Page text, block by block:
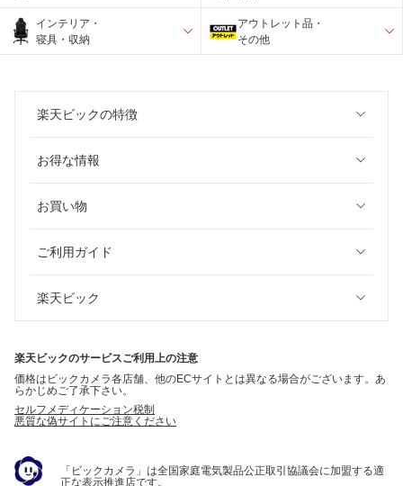
インテリア・
寝具・収納
アウトレット品・
その他
楽天ビックの特徴
お得な情報
お買い物
ご利用ガイド
楽天ビック
楽天ビックのサービスご利用上の注意
価格はビックカメラ各店舗、他のECサイトとは異なる場合がございます。あ
らかじめご了承下さい。
セルフメディケーション税制
悪質な偽サイトにご注意ください
「ビックカメラ」は全国家庭電気製品公正取引協議会に加盟する適
正な表示推進店です。